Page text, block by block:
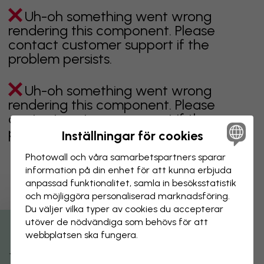
Uh-oh something went wrong
rendering this component. Please
contact customer support if the
problem persists.
Uh-oh something went wrong
rendering this component. Please
contact customer support if the
problem persists.
Visar sidan 1 av 1 sidor
Utforska fler kategorier
Inställningar för cookies
Photowall och våra samarbets­partners sparar
information på din enhet för att kunna erbjuda
anpassad funktionalitet, samla in besöks­statistik
och möjliggöra personaliserad marknads­föring.
Du väljer vilka typer av cookies du accepterar
utöver de nödvändiga som behövs för att
webbplatsen ska fungera.